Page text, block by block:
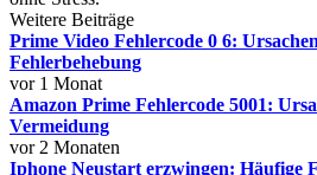
Weitere Beiträge
Prime Video Fehlercode 0 6:
Fehlerbehebung
vor 1 Monat
Amazon Prime Fehlercode 5001:
Vermeidung
vor 2 Monaten
Iphone Neustart erzwingen: Häufige